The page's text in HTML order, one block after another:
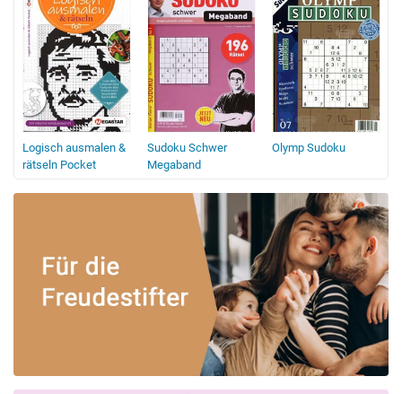
Logisch ausmalen &
rätseln Pocket
Sudoku Schwer
Megaband
Olymp Sudoku